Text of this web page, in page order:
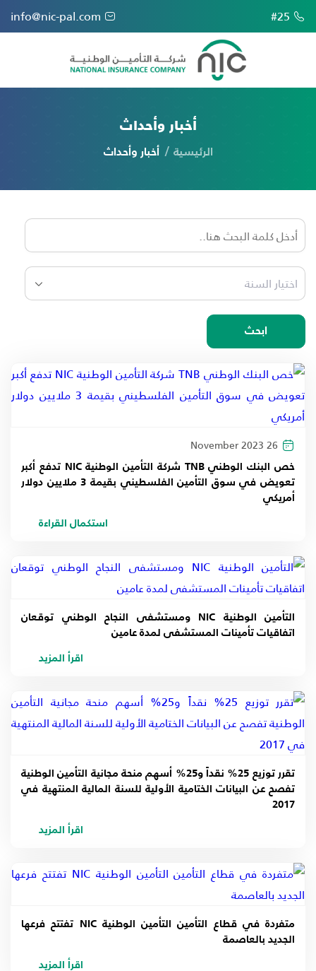
#25
info@nic-pal.com
أخبار وأحداث
الرئيسية أخبار وأحداث
اختيار السنة
اختيار السنة
2024
2022
2019
2018
2015
2014
2013
ابحث
26 November 2023
خص البنك الوطني TNB شركة التأمين الوطنية NIC تدفع أكبر
تعويض في سوق التأمين الفلسطيني بقيمة 3 ملايين دولار
أمريكي
استكمال القراءة
التأمين الوطنية NIC ومستشفى النجاح الوطني توقعان
اتفاقيات تأمينات المستشفى لمدة عامين
اقرأ المزيد
تقرر توزيع 25% نقداً و25% أسهم منحة مجانية التأمين الوطنية
تفصح عن البيانات الختامية الأولية للسنة المالية المنتهية في
2017
اقرأ المزيد
متفردة في قطاع التأمين التأمين الوطنية NIC تفتتح فرعها
الجديد بالعاصمة
اقرأ المزيد